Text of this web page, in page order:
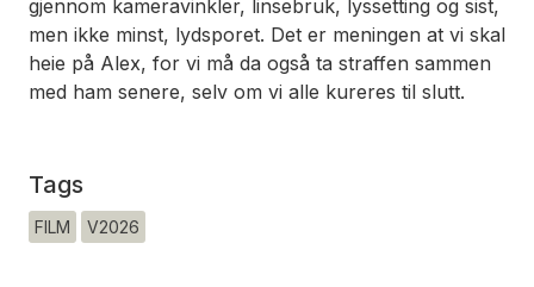
gjennom kameravinkler, linsebruk, lyssetting og sist,
men ikke minst, lydsporet. Det er meningen at vi skal
heie på Alex, for vi må da også ta straffen sammen
med ham senere, selv om vi alle kureres til slutt.
Tags
FILM V2026